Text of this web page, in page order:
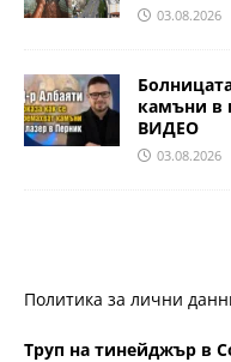
03.08.2026
камъни в
ВИДЕО
03.08.2026
Политика за лични
Труп на тинейджър в